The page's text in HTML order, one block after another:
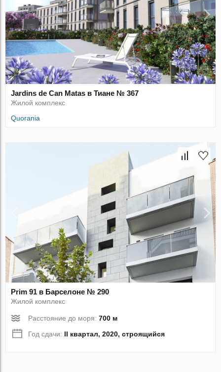
Jardins de Can Matas в Тиане № 367
Жилой комплекс
Quorania
Prim 91 в Барселоне № 290
Жилой комплекс
Расстояние до моря:700 м
Год сдачи: II квартал, 2020, строящийся